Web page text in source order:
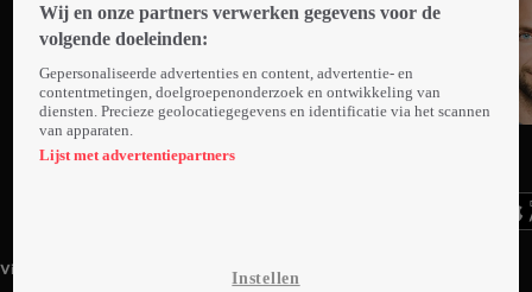
Ga
naar
Videoland
Wij en onze partners verwerken gegevens voor de
volgende doeleinden:
Gepersonaliseerde advertenties en content, advertentie- en
contentmetingen, doelgroepenonderzoek en ontwikkeling van
diensten. Precieze geolocatiegegevens en identificatie via het scannen
van apparaten.
Lijst met advertentiepartners
Instellen